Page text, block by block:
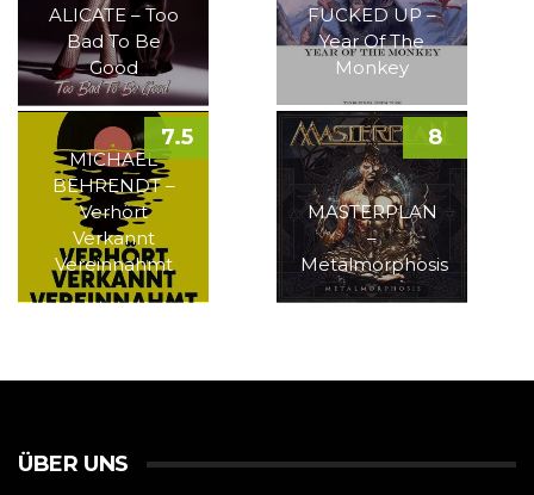
ALICATE – Too
Bad To Be
Good
FUCKED UP –
Year Of The
Monkey
MICHAEL
BEHRENDT –
Verhört
Verkannt
Vereinnahmt
7.5
MASTERPLAN
–
Metalmorphosis
8
ÜBER UNS